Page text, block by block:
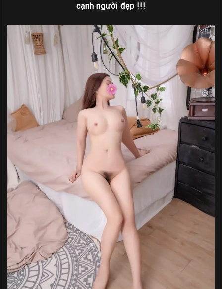
cạnh người đẹp !!!